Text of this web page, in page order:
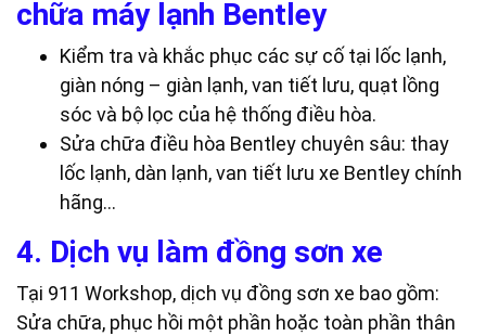
chữa máy lạnh Bentley
Kiểm tra và khắc phục các sự cố tại lốc lạnh,
giàn nóng – giàn lạnh, van tiết lưu, quạt lồng
sóc và bộ lọc của hệ thống điều hòa.
Sửa chữa điều hòa Bentley chuyên sâu: thay
lốc lạnh, dàn lạnh, van tiết lưu xe Bentley chính
hãng…
4. Dịch vụ làm đồng sơn xe
Tại 911 Workshop, dịch vụ đồng sơn xe bao gồm:
Sửa chữa, phục hồi một phần hoặc toàn phần thân